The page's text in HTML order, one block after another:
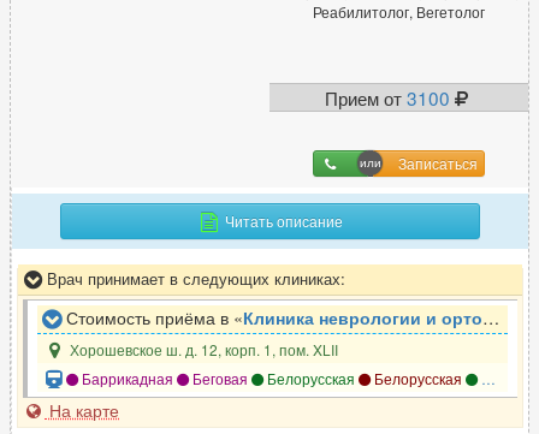
9
591
Малоинвазивный хирург 14
Маммолог 282
Мануальный терапевт 305
Массажист 270
Миколог 129
Н
Реабилитолог, Вегетолог
Прием от3100
Записаться
Читать описание
Врач принимает в следующих клиниках:
Стоимость приёма в «Клиника неврологии и ортопедии ЗдравКлиник
Хорошевское ш. д. 12, корп. 1, пом. XLII
Баррикадная
Беговая Белорусская Белорусская Динамо
На карте